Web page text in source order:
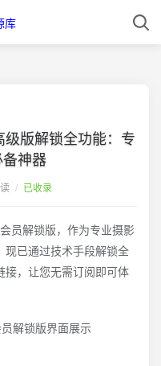
版解锁全功能：专
神器
/ 已收录
员解锁版，作为专业摄影
现已通过技术手段解锁全
接，让您无需订阅即可体